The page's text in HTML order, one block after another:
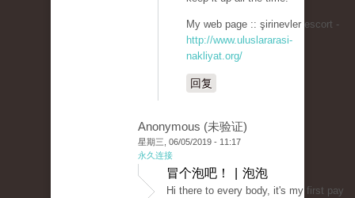
My web page :: şirinevler escort -
http://www.uluslararasi-
nakliyat.org/
回复
Anonymous (未验证)
星期三, 06/05/2019 - 11:17
永久连接
冒个泡吧！ | 泡泡
Hi there to every body, it's my first pay